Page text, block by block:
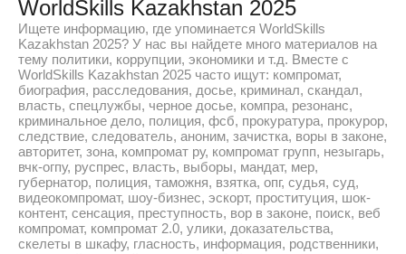
WorldSkills Kazakhstan 2025
Ищете информацию, где упоминается WorldSkills
Kazakhstan 2025? У нас вы найдете много материалов на
тему политики, коррупции, экономики и т.д. Вместе с
WorldSkills Kazakhstan 2025 часто ищут: компромат,
биография, расследования, досье, криминал, скандал,
власть, спецлужбы, черное досье, компра, резонанс,
криминальное дело, полиция, фсб, прокуратура, прокурор,
следствие, следователь, аноним, зачистка, воры в законе,
авторитет, зона, компромат ру, компромат групп, незыгарь,
вчк-огпу, руспрес, власть, выборы, мандат, мер,
губернатор, полиция, таможня, взятка, опг, судья, суд,
видеокомпромат, шоу-бизнес, эскорт, проституция, шок-
контент, сенсация, преступность, вор в законе, поиск, веб
компромат, компромат 2.0, улики, доказательства,
скелеты в шкафу, гласность, информация, родственники,